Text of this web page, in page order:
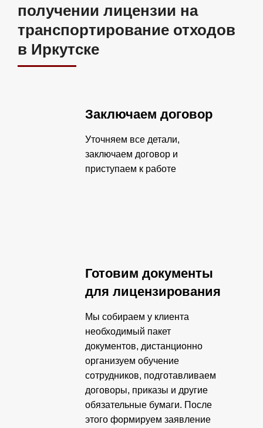
получении лицензии на
транспортирование отходов
в Иркутске
Заключаем договор
Уточняем все детали,
заключаем договор и
приступаем к работе
Готовим документы
для лицензирования
Мы собираем у клиента
необходимый пакет
документов, дистанционно
организуем обучение
сотрудников, подготавливаем
договоры, приказы и другие
обязательные бумаги. После
этого формируем заявление